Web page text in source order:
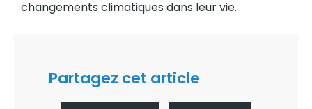
changements climatiques dans leur vie.
Partagez cet article